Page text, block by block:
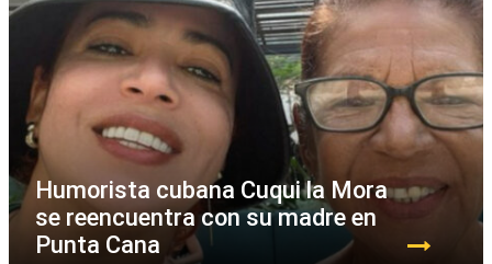
Humorista cubana Cuqui la Mora
se reencuentra con su madre en
Punta Cana